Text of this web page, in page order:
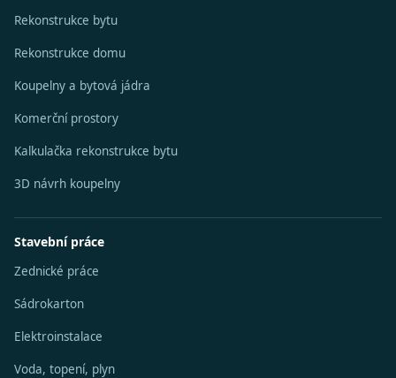
Rekonstrukce bytu
Rekonstrukce domu
Koupelny a bytová jádra
Komerční prostory
Kalkulačka rekonstrukce bytu
3D návrh koupelny
Stavební práce
Zednické práce
Sádrokarton
Elektroinstalace
Voda, topení, plyn